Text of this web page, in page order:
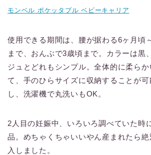
モンベル ポケッタブル ベビーキャリア
使用できる期間は、腰が据わる6ヶ月頃
まで、おんぶで3歳頃まで。カラーは黒
ジュとどれもシンプル。全体的に柔ら
て、手のひらサイズに収納することが
し、洗濯機で丸洗いもOK。
2人目の妊娠中、いろいろ調べていた時
品。めちゃくちゃいいやん産まれたら
入しました。